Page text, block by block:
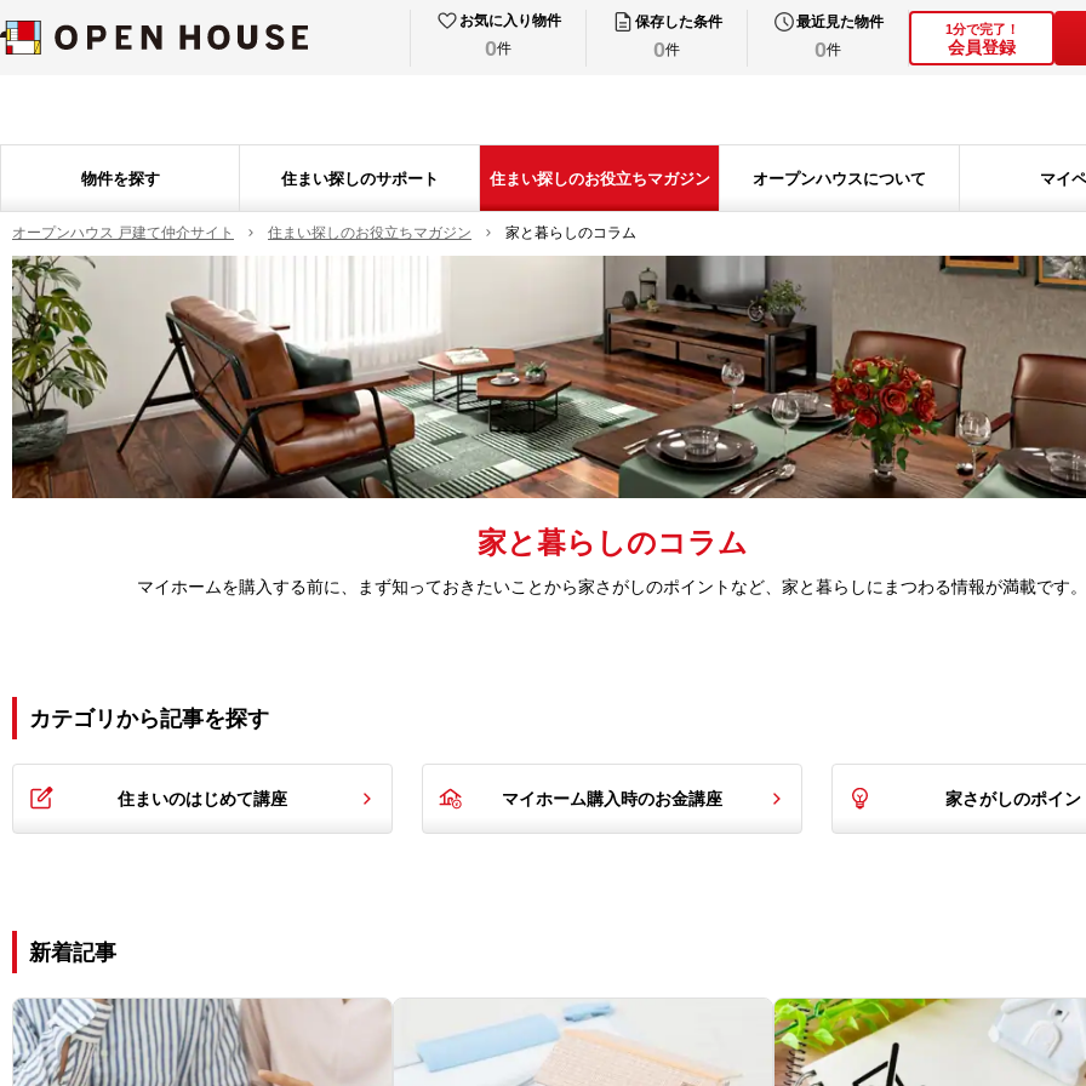
お気に入り物件
0件
保存した条件
0件
最近見た物件
0件
1分で完了！
会員登録
物件を探す 住まい探しのサポート 住まい探しのお役立ちマガジン オープンハウスについて マイ
オープンハウス 戸建て仲介サイト 住まい探しのお役立ちマガジン 家と暮らしのコラム
家と暮らしのコラム
マイホームを購入する前に、まず知っておきたいことから家さがしのポイントなど、家と暮らしにまつわる情報が満載です。
カテゴリから記事を探す
住まいのはじめて講座 マイホーム購入時のお金講座 家さがしのポイン
新着記事